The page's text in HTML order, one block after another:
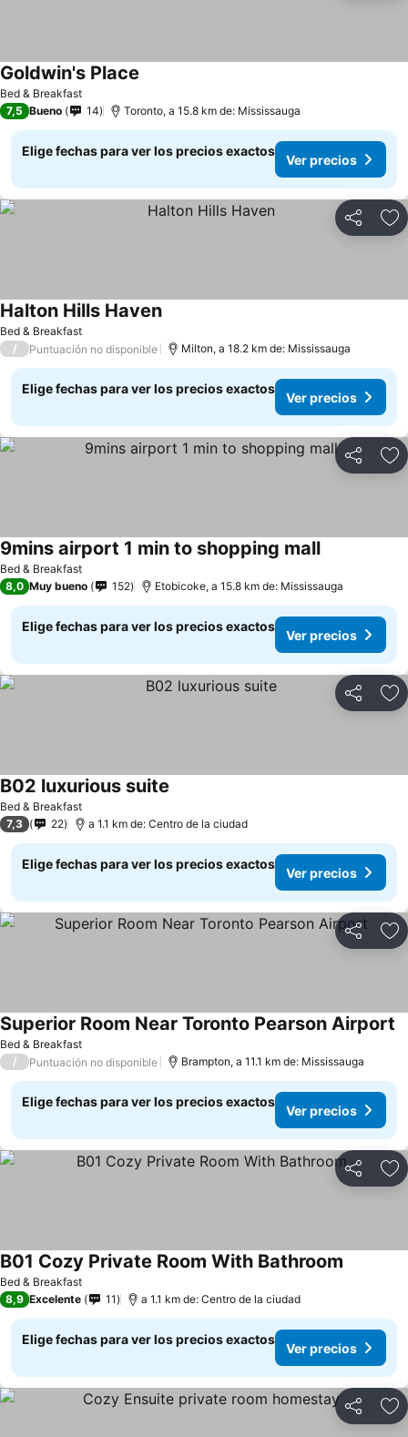
Bed & Breakfast
Goldwin's Place
7,5 Bueno 14 Toronto, a 15.8 km de: Mississauga
Elige fechas para ver los precios exactos
Ver precios
Compartir
Bed & Breakfast
Halton Hills Haven
/ Puntuación no disponible Milton, a 18.2 km de: Mississauga
Elige fechas para ver los precios exactos
Ver precios
Compartir
Bed & Breakfast
9mins airport 1 min to shopping mall
8,0 Muy bueno 152 Etobicoke, a 15.8 km de: Mississauga
Elige fechas para ver los precios exactos
Ver precios
Compartir
Bed & Breakfast
B02 luxurious suite
7,3 22 a 1.1 km de: Centro de la ciudad
Elige fechas para ver los precios exactos
Ver precios
Compartir
Bed & Breakfast
Superior Room Near Toronto Pearson Airport
/ Puntuación no disponible Brampton, a 11.1 km de: Mississauga
Elige fechas para ver los precios exactos
Ver precios
Compartir
Bed & Breakfast
B01 Cozy Private Room With Bathroom
8,9 Excelente 11 a 1.1 km de: Centro de la ciudad
Elige fechas para ver los precios exactos
Ver precios
Compartir